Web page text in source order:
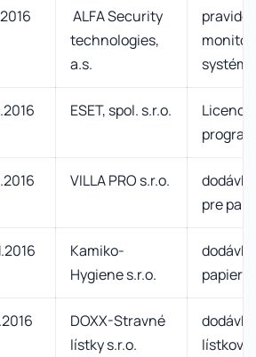
ALFA Security
technologies,
a.s.
ESET, spol. s.r.o.
VILLA PRO s.r.o.
pre
Kamiko-
Hygiene s.r.o.
papiera
DOXX-Stravné
lístky s.r.o.
lístkov